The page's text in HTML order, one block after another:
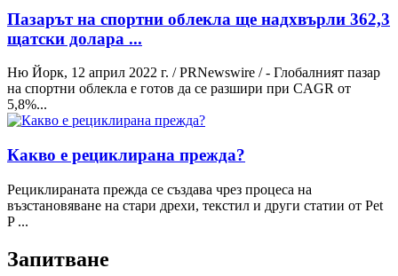
Пазарът на спортни облекла ще надхвърли 362,3
щатски долара ...
Ню Йорк, 12 април 2022 г. / PRNewswire / - Глобалният пазар
на спортни облекла е готов да се разшири при CAGR от
5,8%...
Какво е рециклирана прежда?
Рециклираната прежда се създава чрез процеса на
възстановяване на стари дрехи, текстил и други статии от Pet
P ...
Запитване